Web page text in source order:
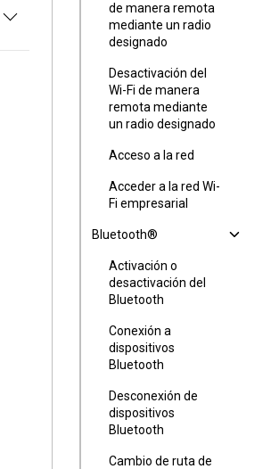
de manera remota
mediante un radio
designado
Desactivación del
Wi-Fi de manera
remota mediante
un radio designado
Acceso a la red
Acceder a la red Wi-
Fi empresarial
Bluetooth®
Activación o
desactivación del
Bluetooth
Conexión a
dispositivos
Bluetooth
Desconexión de
dispositivos
Bluetooth
Cambio de ruta de